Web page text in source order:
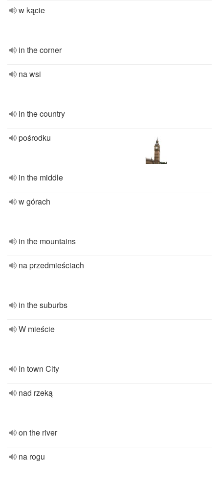
w kącie
in the corner
na wsi
in the country
pośrodku
in the middle
w górach
in the mountains
na przedmieściach
in the suburbs
W mieście
In town City
nad rzeką
on the river
na rogu